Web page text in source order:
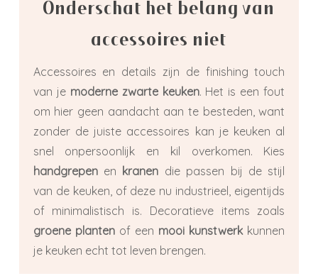
Onderschat het belang van
accessoires niet
Accessoires en details zijn de finishing touch
van je moderne zwarte keuken. Het is een fout
om hier geen aandacht aan te besteden, want
zonder de juiste accessoires kan je keuken al
snel onpersoonlijk en kil overkomen. Kies
handgrepenen kranen die passen bij de stijl
van de keuken, of deze nu industrieel, eigentijds
of minimalistisch is. Decoratieve items zoals
groene plantenof een mooi kunstwerk kunnen
je keuken echt tot leven brengen.